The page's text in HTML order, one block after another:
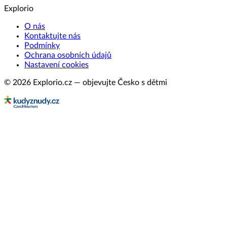
Explorio
O nás
Kontaktujte nás
Podmínky
Ochrana osobních údajů
Nastavení cookies
© 2026 Explorio.cz — objevujte Česko s dětmi